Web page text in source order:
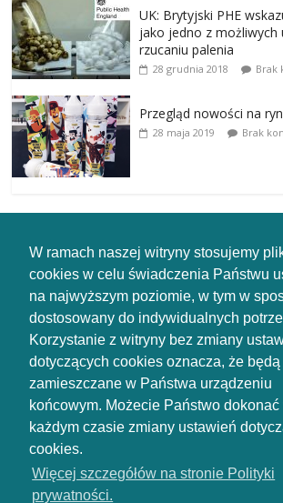
W ramach naszej witryny stosujemy
cookies w celu świadczenia Państwu
na najwyższym poziomie, w tym w
dostosowany do indywidualnych
Korzystanie z witryny bez zmiany
dotyczących cookies oznacza, że
zamieszczane w Państwa urządzeniu
końcowym. Możecie Państwo dokonać
każdym czasie zmiany ustawień
cookies.
Więcej szczegółów na stronie Polityki
prywatności.
UK: Brytyjski PHE
jako jedno z możliwych
rzucaniu palenia
28 grudnia 2018 Brak
Przegląd nowości na
28 maja 2019 Brak